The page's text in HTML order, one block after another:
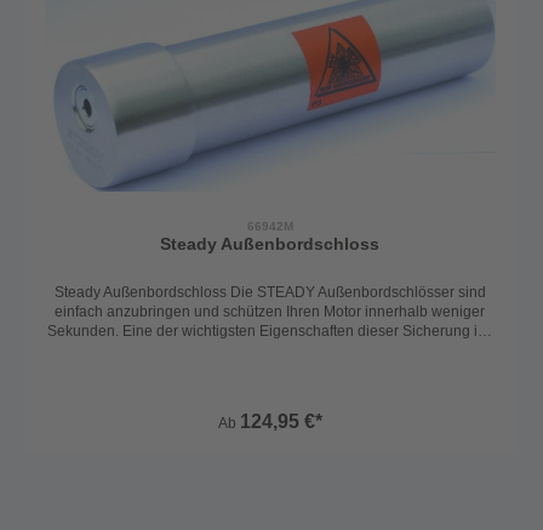
66942M
Steady Außenbordschloss
Steady Außenbordschloss Die STEADY Außenbordschlösser sind
einfach anzubringen und schützen Ihren Motor innerhalb weniger
Sekunden. Eine der wichtigsten Eigenschaften dieser Sicherung ist,
Ab 124,95 €*